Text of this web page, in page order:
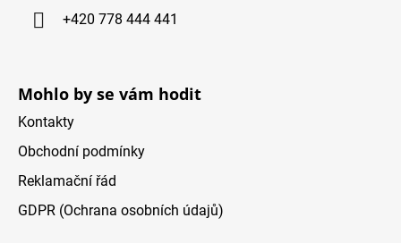
+420 778 444 441
Mohlo by se vám hodit
Kontakty
Obchodní podmínky
Reklamační řád
GDPR (Ochrana osobních údajů)